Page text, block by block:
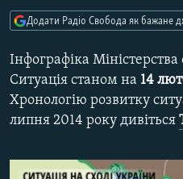
Перейти
до
пошуку
СУСПІЛЬСТВО
СПОРТ
УКРАЇНА
ДОНБАС.РЕАЛІЇ
ТИ ЯК?
СХЕМИ
КИТАЙ.ВИКЛИКИ
МУЛЬТИМЕДІА
Інфографіка
Ситуація станом на 14
Хронологію розвитку
липня 2014 року дивіться
Додати Радіо Свобода як бажане